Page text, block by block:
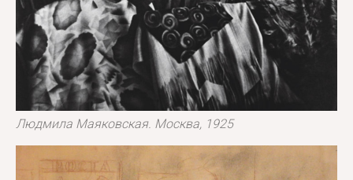
Людмила Маяковская. Москва, 1925